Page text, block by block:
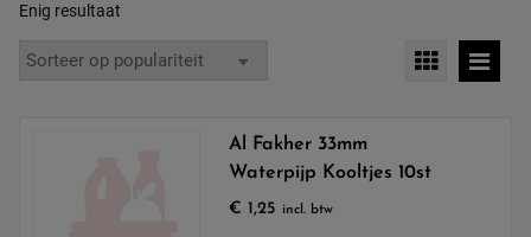
Enig resultaat
Al Fakher 33mm
Waterpijp Kooltjes 10st
€ 1,25 incl. btw